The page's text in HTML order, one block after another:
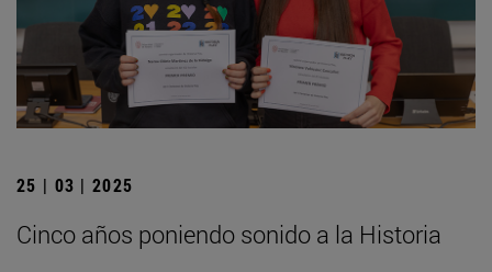
25 | 03 | 2025
Cinco años poniendo sonido a la Historia